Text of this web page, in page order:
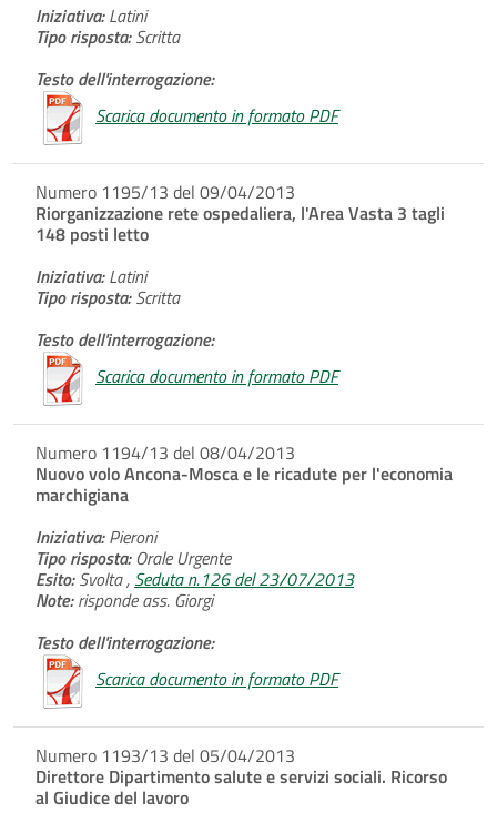
Iniziativa:Latini
Tipo risposta:Scritta
Testo dell'interrogazione:
Scarica documento in formato PDF
Numero 1195/13 del 09/04/2013
Riorganizzazione rete ospedaliera, l'Area Vasta 3 tagli
148 posti letto
Iniziativa:Latini
Tipo risposta:Scritta
Testo dell'interrogazione:
Scarica documento in formato PDF
Numero 1194/13 del 08/04/2013
Nuovo volo Ancona-Mosca e le ricadute per l'economia
marchigiana
Iniziativa:Pieroni
Tipo risposta:Orale Urgente
Esito:Svolta , Seduta n.126 del 23/07/2013
Note:risponde ass. Giorgi
Testo dell'interrogazione:
Scarica documento in formato PDF
Numero 1193/13 del 05/04/2013
Direttore Dipartimento salute e servizi sociali. Ricorso
al Giudice del lavoro